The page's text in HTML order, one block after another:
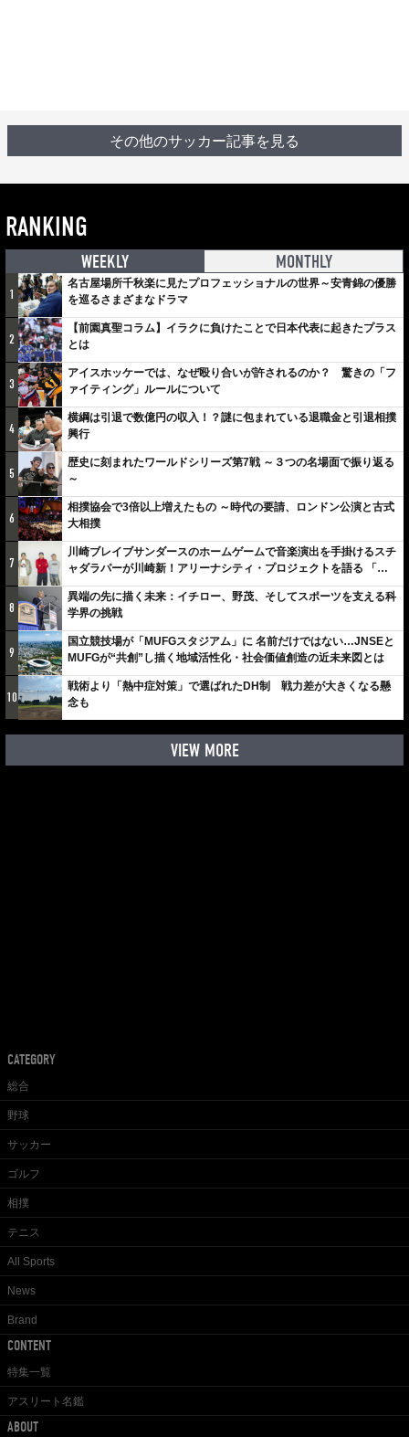
その他のサッカー記事を見る
RANKING
WEEKLY MONTHLY
1
名古屋場所千秋楽に見たプロフェッショナルの世界～安青錦の優勝
を巡るさまざまなドラマ
2
【前園真聖コラム】イラクに負けたことで日本代表に起きたプラス
とは
3
アイスホッケーでは、なぜ殴り合いが許されるのか？ 驚きの「フ
ァイティング」ルールについて
4
横綱は引退で数億円の収入！？謎に包まれている退職金と引退相撲
興行
5
歴史に刻まれたワールドシリーズ第7戦 ～３つの名場面で振り返る
～
6
相撲協会で3倍以上増えたもの ～時代の要請、ロンドン公演と古式
大相撲
7
川崎ブレイブサンダースのホームゲームで音楽演出を手掛けるスチ
ャダラパーが川崎新！アリーナシティ・プロジェクトを語る 「楽
しみでしかないでしょ。川崎は、ずっと成長曲線だから」
8
異端の先に描く未来：イチロー、野茂、そしてスポーツを支える科
学界の挑戦
9
国立競技場が「MUFGスタジアム」に 名前だけではない…JNSEと
MUFGが“共創”し描く地域活性化・社会価値創造の近未来図とは
10
戦術より「熱中症対策」で選ばれたDH制 戦力差が大きくなる懸
念も
VIEW MORE
CATEGORY
総合
野球
サッカー
ゴルフ
相撲
テニス
All Sports
News
Brand
CONTENT
特集一覧
アスリート名鑑
ABOUT